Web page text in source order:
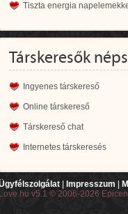
Tiszta energia
Társkeresők
Ingyenes társkereső
Online társkereső
Társkereső chat
Internetes társkeresés
Impresszum
Love.hu v5.1 © 2006-2026